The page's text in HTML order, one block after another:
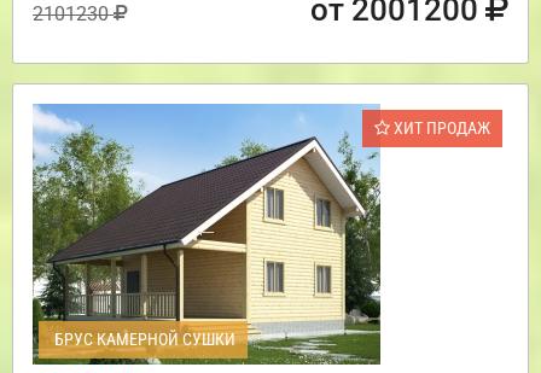
2101230 от 2001200
ХИТ ПРОДАЖ
БРУС КАМЕРНОЙ СУШКИ